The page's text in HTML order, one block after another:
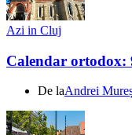
Azi in Cluj
Calendar ortodox:
De laAndrei